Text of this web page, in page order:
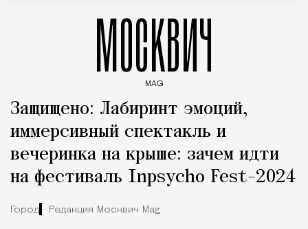
МОСКВИЧ
MAG
Защищено: Лабиринт эмоций,
иммерсивный спектакль и
вечеринка на крыше: зачем идти
на фестиваль Inpsycho Fest-2024
Город Редакция Москвич Mag